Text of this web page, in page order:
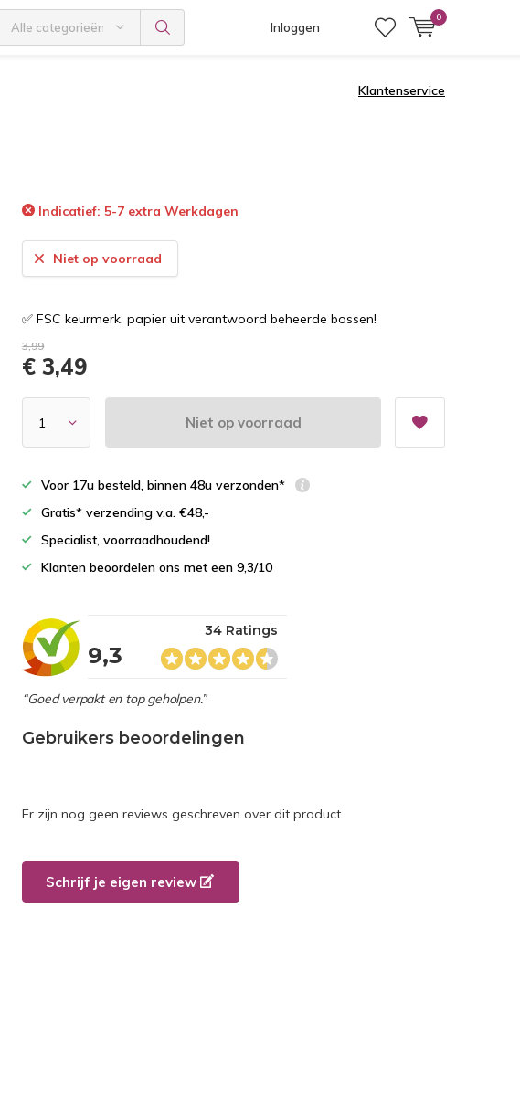
Alle categorieën Inloggen
0
Klantenservice
Indicatief: 5-7 extra Werkdagen
Niet op voorraad
✅ FSC keurmerk, papier uit verantwoord beheerde bossen!
3,99
€ 3,49
Niet op voorraad
Voor 17u besteld, binnen 48u verzonden*
Gratis* verzending v.a. €48,-
Specialist, voorraadhoudend!
Klanten beoordelen ons met een 9,3/10
9,3
34 Ratings
“Goed verpakt en top geholpen.”
Gebruikers beoordelingen
Er zijn nog geen reviews geschreven over dit product.
Schrijf je eigen review